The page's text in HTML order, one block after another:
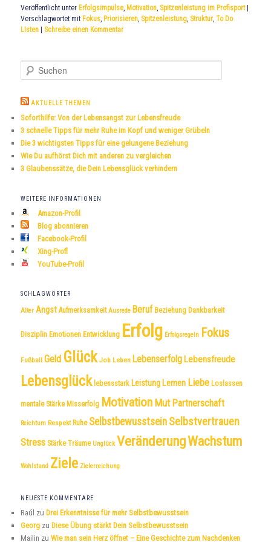
Veröffentlicht unter Erfolgsimpulse, Motivation Spitzenleistung im Profisport |
Verschlagwortet mit Fokus Priorisieren Spitzenleistung Struktur ,To Do
LIsten | Schreibe einen Kommentar
u
h
n
AKTUELLE THEMEN
Soforthilfe: Von der Lebensangst zur Lebensfreude
3 schnelle Tipps für mehr Ruhe im Kopf und weniger Grübeln
Die 3 wichtigsten Tipps für eine gelungene Beziehung
Wie Du aufhörst Dich mit anderen zu vergleichen
3 Glaubenssätze, die Dein Lebensglück verhindern
WEITERE INFORMATIONEN
Amazon-Profil
Blog abonnieren
Facebook-Profil
Xing-Profl
YouTube-Profil
SCHLAGWÖRTER
Alter Angst Aufmerksamkeit Ausrede Beruf Beziehung Dankbarkeit
Disziplin Emotionen Entwicklung Erfolg Erfolgsregeln Fokus
Fußball Geld Glück Job Leben Lebenserfolg Lebensfreude
Lebensglück lebensstark Leistung Lernen Liebe Loslassen
mentale Stärke Misserfolg Motivation Mut Partnerschaft
Reichtum Respekt Ruhe Selbstbewusstsein Selbstvertrauen
Stress Stärke Träume Unglück VeränderungWachstum
Wohlstand Ziele Zielerreichung
NEUESTE KOMMENTARE
Raúl zu Drei Erkenntnisse für mehr Selbstbewusstsein
Georg zu Diese Übung stärkt Dein Selbstbewusstsein
Mailin zuWie man sein Herz öffnet – Eine Geschichte zum Nachdenken